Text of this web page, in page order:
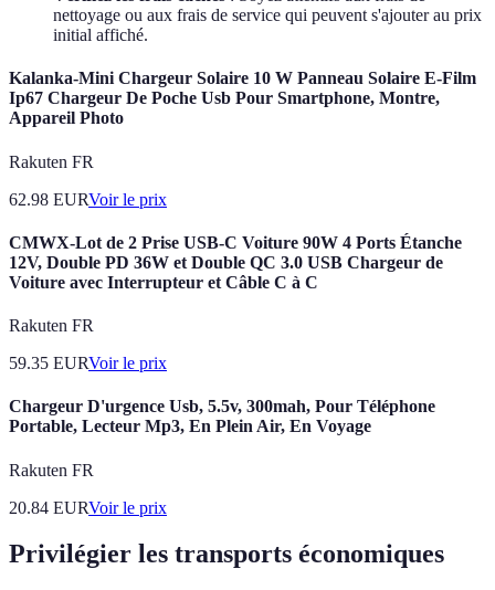
nettoyage ou aux frais de service qui peuvent s'ajouter au prix
initial affiché.
Kalanka-Mini Chargeur Solaire 10 W Panneau Solaire E-Film
Ip67 Chargeur De Poche Usb Pour Smartphone, Montre,
Appareil Photo
Rakuten FR
62.98 EURVoir le prix
CMWX-Lot de 2 Prise USB-C Voiture 90W 4 Ports Étanche
12V, Double PD 36W et Double QC 3.0 USB Chargeur de
Voiture avec Interrupteur et Câble C à C
Rakuten FR
59.35 EURVoir le prix
Chargeur D'urgence Usb, 5.5v, 300mah, Pour Téléphone
Portable, Lecteur Mp3, En Plein Air, En Voyage
Rakuten FR
20.84 EURVoir le prix
Privilégier les transports économiques